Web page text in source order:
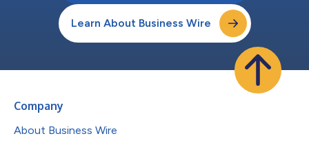
Learn About Business Wire
Company
About Business Wire